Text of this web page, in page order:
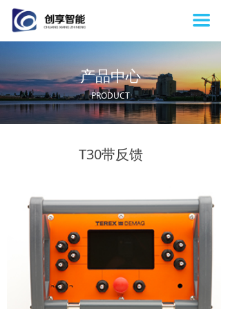
끀
首页
产品中心
新闻动态
产品中心
PRODUCT
T30带反馈